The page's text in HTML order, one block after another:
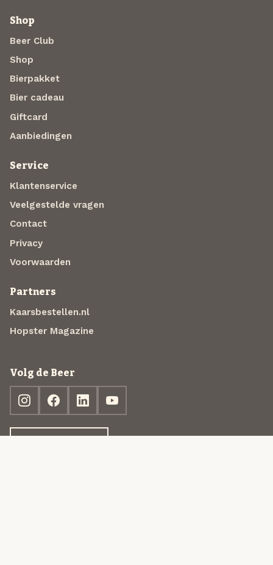
Shop
Beer Club
Shop
Bierpakket
Bier cadeau
Giftcard
Aanbiedingen
Service
Klantenservice
Veelgestelde vragen
Contact
Privacy
Voorwaarden
Partners
Kaarsbestellen.nl
Hopster Magazine
Volg de Beer